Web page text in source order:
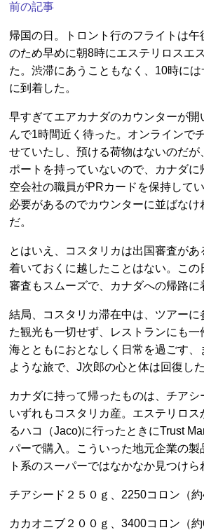
前の記事
帰国の日。トロント行のフライトは午
のため早めに朝8時にエステリロスエ
た。渋滞にあうこともなく、10時に
に到着した。
早すぎてエアカナダのカウンターが開
んで1時間近く待った。オンラインで
せていたし、預ける荷物はないのだが
ポートを持っていないので、カナダに
空会社の職員がPRカードを保持して
必要があるのでカウンターに並ばな
だ。
とはいえ、コスタリカは出国審査があ
着いておくに越したことはない。この
審査もスムーズで、カナダへの帰路に
結局、コスタリカ滞在中は、ツアーに
た観光も一切せず、レストランにも一
海とともにおとなしく日常を過ごす
ような旅で、J次郎の心と体は回復した
カナダに持って帰ったものは、チアシ
いずれもコスタリカ産。エステリロス
るハコ（Jaco)に行ったときにTrust
パーで購入。こういった地元企業の製
ト系のスーパーではなかなか見つけら
チアシード２５０ｇ、2250コロン（約
カカオニブ２００ｇ、3400コロン（約